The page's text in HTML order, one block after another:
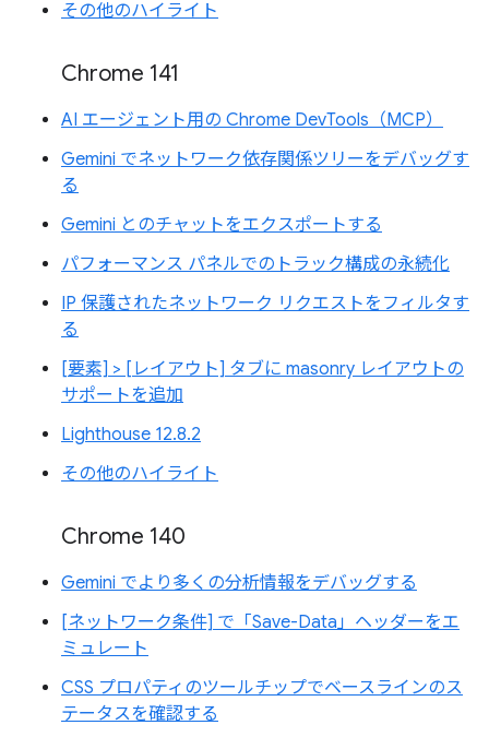
その他のハイライト
Chrome 141
AI エージェント用の Chrome DevTools（MCP）
Gemini でネットワーク依存関係ツリーをデバッグす
る
Gemini とのチャットをエクスポートする
パフォーマンス パネルでのトラック構成の永続化
IP 保護されたネットワーク リクエストをフィルタす
る
[要素] > [レイアウト] タブに masonry レイアウトの
サポートを追加
Lighthouse 12.8.2
その他のハイライト
Chrome 140
Gemini でより多くの分析情報をデバッグする
[ネットワーク条件] で「Save-Data」ヘッダーをエ
ミュレート
CSS プロパティのツールチップでベースラインのス
テータスを確認する